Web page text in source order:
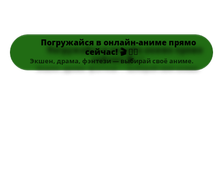
Погружайся в онлайн-аниме прямо
сейчас! 🎬 👆🏻
Экшен, драма, фэнтези — выбирай своё аниме.